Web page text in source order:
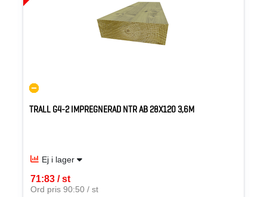
TRALL G4-2 IMPREGNERAD NTR AB 28X120 3,6M
Ej i lager
71:83 / st
SEK per ST
Ord pris 90:50 / st